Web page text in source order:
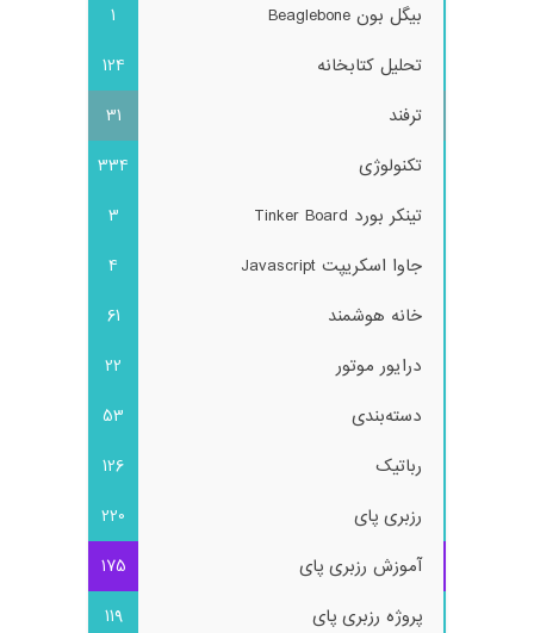
بیگل بون Beaglebone
1
تحلیل کتابخانه
124
ترفند
31
تکنولوژی
334
تینکر بورد Tinker Board
3
جاوا اسکریپت Javascript
4
خانه هوشمند
61
درایور موتور
22
دسته‌بندی
53
رباتیک
126
رزبری پای
220
آموزش رزبری پای
175
پروژه رزبری پای
119